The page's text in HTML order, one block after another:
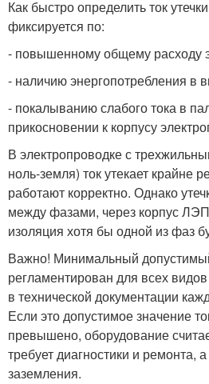
Как быстро определить ток
фиксируется по:
- повышенному общему расходу
- наличию энергопотребления в
- покалыванию слабого тока в
прикосновении к корпусу
В электропроводке с
ноль-земля) ток утекает крайне
работают корректно. Однако
между фазами, через корпус
изоляция хотя бы одной из фаз
Важно! Минимальный
регламентирован для всех
в технической документации
Если это допустимое значение
превышено, оборудование
требует диагностики и ремонта,
заземления.